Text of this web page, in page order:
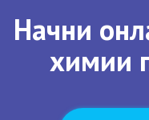
Начни
химии